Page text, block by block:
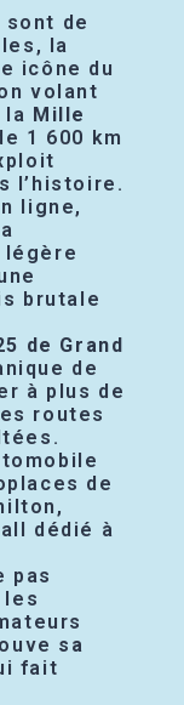
de
la
icône du
volant
la Mille
1 600 km
l’histoire.
ligne,
légère
brutale
de Grand
de
à plus de
routes
de
dédié à
pas
les
sa
fait